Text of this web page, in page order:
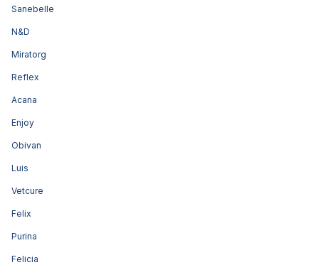
Sanebelle
N&D
Miratorg
Reflex
Acana
Enjoy
Obivan
Luis
Vetcure
Felix
Purina
Felicia